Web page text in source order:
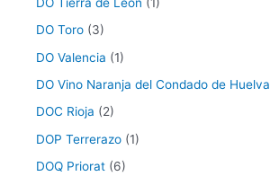
DO Toro (3)
DO Valencia (1)
DO Vino Naranja del Condado de Huelva
DOC Rioja (2)
DOP Terrerazo (1)
DOQ Priorat (6)